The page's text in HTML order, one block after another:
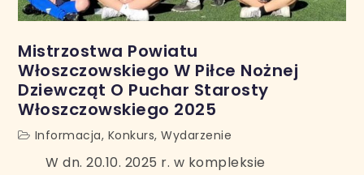
Mistrzostwa Powiatu
Włoszczowskiego W Piłce Nożnej
Dziewcząt O Puchar Starosty
Włoszczowskiego 2025
Informacja, Konkurs,Wydarzenie
W dn. 20.10. 2025 r. w kompleksie